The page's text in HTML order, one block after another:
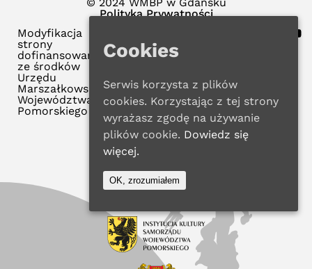
Polityka Prywatności
Modyfikacja
strony
dofinansowana
ze środków
Urzędu
Marszałkowskiego
Województwa
Pomorskiego
Cookies
Serwis korzysta z plików
cookies. Korzystając z tej strony
wyrażasz zgodę na używanie
plików cookie. Dowiedz się
więcej.
OK, zrozumiałem